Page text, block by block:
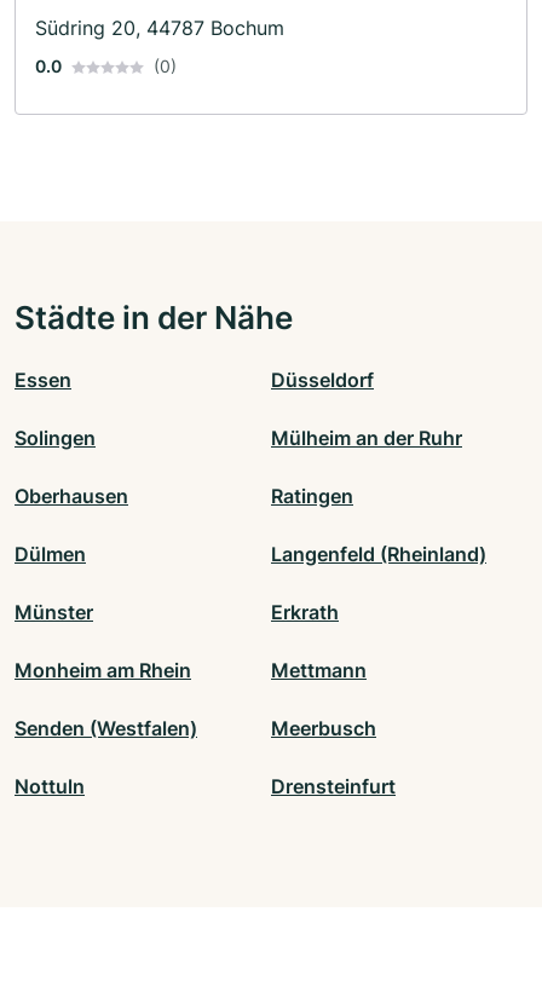
Südring 20, 44787 Bochum
0.0 (0)
Städte in der Nähe
Essen Düsseldorf
Solingen Mülheim an der Ruhr
Oberhausen Ratingen
Dülmen Langenfeld (Rheinland)
Münster Erkrath
Monheim am Rhein Mettmann
Senden (Westfalen) Meerbusch
Nottuln Drensteinfurt